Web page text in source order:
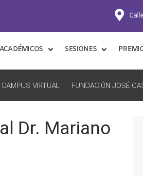
ACADÉMICOS SESIONES
CAMPUS VIRTUAL FUNDACIÓN JOSÉ
Dr. Mariano